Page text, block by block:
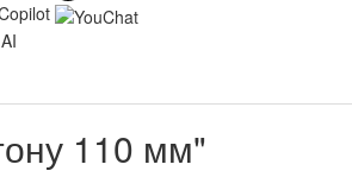
110 мм"